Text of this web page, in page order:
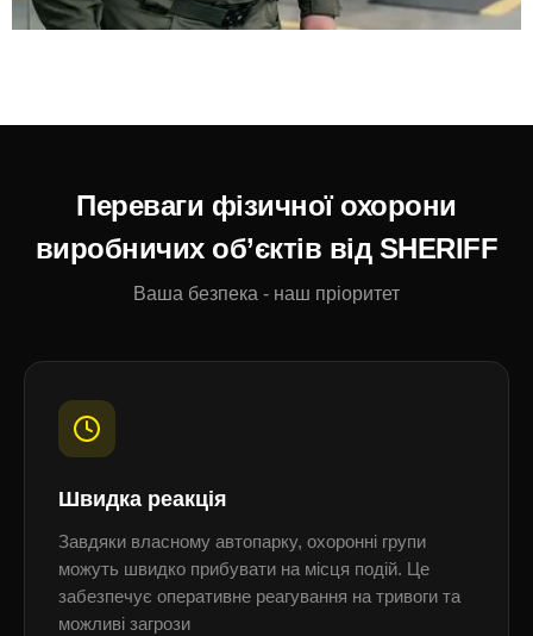
Переваги фізичної охорони
виробничих об’єктів від SHERIFF
Ваша безпека - наш пріоритет
Швидка реакція
Завдяки власному автопарку, охоронні групи
можуть швидко прибувати на місця подій. Це
забезпечує оперативне реагування на тривоги та
можливі загрози